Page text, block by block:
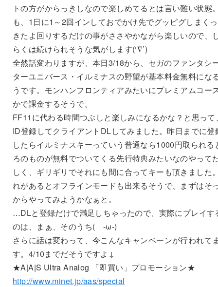
トの方がからっきしなので楽しめてるとは言い難い状態
も、1日に1～2回インしておでかけ先でグッピグしまく
きたよ回りするだけの事がささやかながら楽しいので、
らくは続けられそうな気がします(‘∇’)
全然話変わりますが、本日3/18から、セガのファンタシ
ターユニバース・イルミナスの野望が基本料金無料にな
うです。モンハンフロンティアみたいにプレミアムコー
かで課金するそうで。
FF11に代わる時間つぶしと楽しみになるかな？と思って
ID登録してクライアントDLしてみました。昨日までに登
したらイルミナスキーっていう普通なら1000円取られる
ろのものが無料でついてくる先行特典みたいなのやって
しく、ギリギリでそれにも間に合ってキーも頂きました
れがあるとオフラインモードも出来るそうで、まずはそ
からやってみようかなぁと。
…DLと登録だけで満足しちゃったので、実際にプレイす
のは、まぁ、そのうち( -ω-)
さらに話は変わって、今こんなキャンペーンが行われて
す。4/10までだそうですよ↓
★A|A|S Ultra Analog 「即買い」プロモーション★
http://www.minet.jp/aas/special